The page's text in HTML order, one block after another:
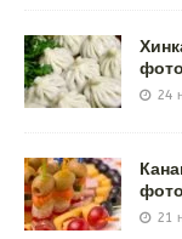
24
21